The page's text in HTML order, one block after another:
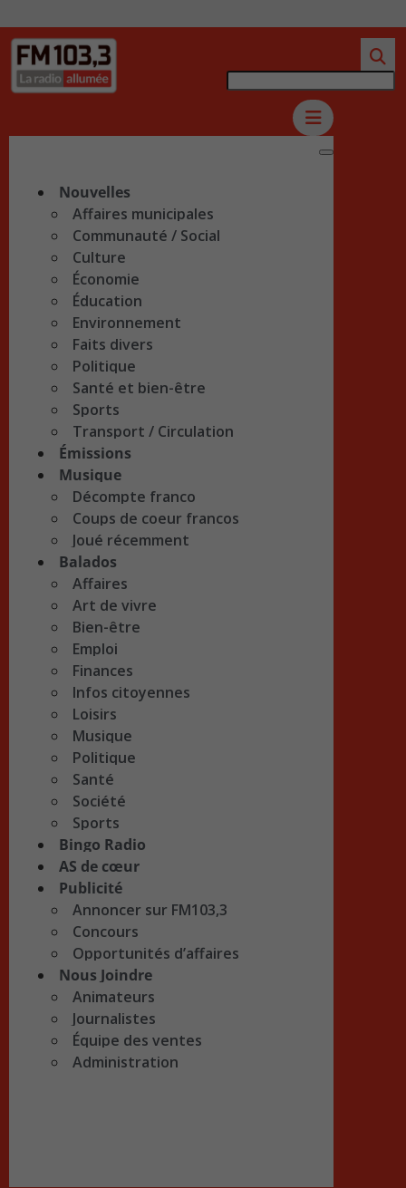
Nouvelles
Affaires municipales
Communauté / Social
Culture
Économie
Éducation
Environnement
Faits divers
Politique
Santé et bien-être
Sports
Transport / Circulation
Émissions
Musique
Décompte franco
Coups de coeur francos
Joué récemment
Balados
Affaires
Art de vivre
Bien-être
Emploi
Finances
Infos citoyennes
Loisirs
Musique
Politique
Santé
Société
Sports
Bingo Radio
AS de cœur
Publicité
Annoncer sur FM103,3
Concours
Opportunités d’affaires
Nous Joindre
Animateurs
Journalistes
Équipe des ventes
Administration